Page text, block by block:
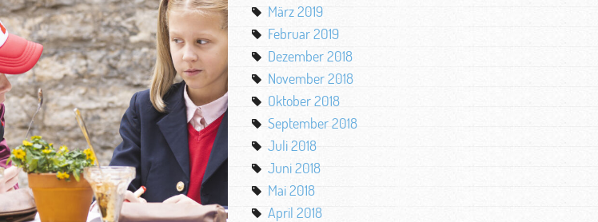
März 2019
Februar 2019
Dezember 2018
November 2018
Oktober 2018
September 2018
Juli 2018
Juni 2018
Mai 2018
April 2018